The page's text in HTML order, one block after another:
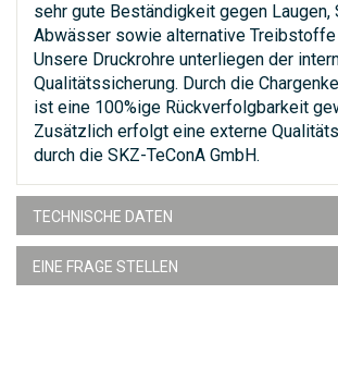
sehr gute Beständigkeit gegen Laugen,
Abwässer sowie alternative
Unsere Druckrohre unterliegen der
Qualitätssicherung. Durch die
ist eine 100%ige Rückverfolgbarkeit
Zusätzlich erfolgt eine externe
durch die SKZ-TeConA GmbH.
TECHNISCHE DATEN
EINE FRAGE STELLEN